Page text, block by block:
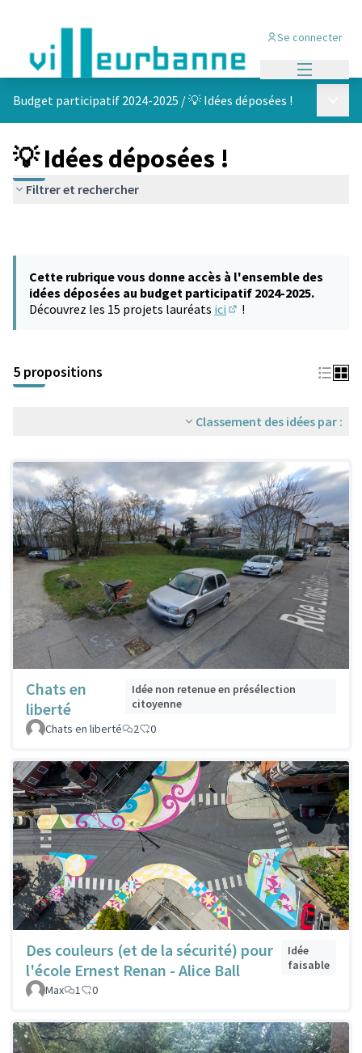
Se connecter
Budget participatif 2024-2025 /💡 Idées déposées !
💡 Idées déposées !
Filtrer et rechercher
Cette rubrique vous donne accès à l'ensemble des
idées déposées au budget participatif 2024-2025.
Découvrez les 15 projets lauréats ici !
5 propositions
Classement des idées par :
Chats en
liberté
Idée non retenue en présélection
citoyenne
Chats en liberté
2 0
Des couleurs (et de la sécurité) pour
l'école Ernest Renan - Alice Ball
Idée
faisable
Max
1 0